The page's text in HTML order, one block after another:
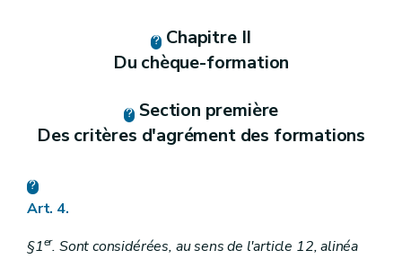
Chapitre II
Du chèque-formation
Section première
Des critères d'agrément des formations
Art. 4.
§1er. Sont considérées, au sens de l'article 12, alinéa